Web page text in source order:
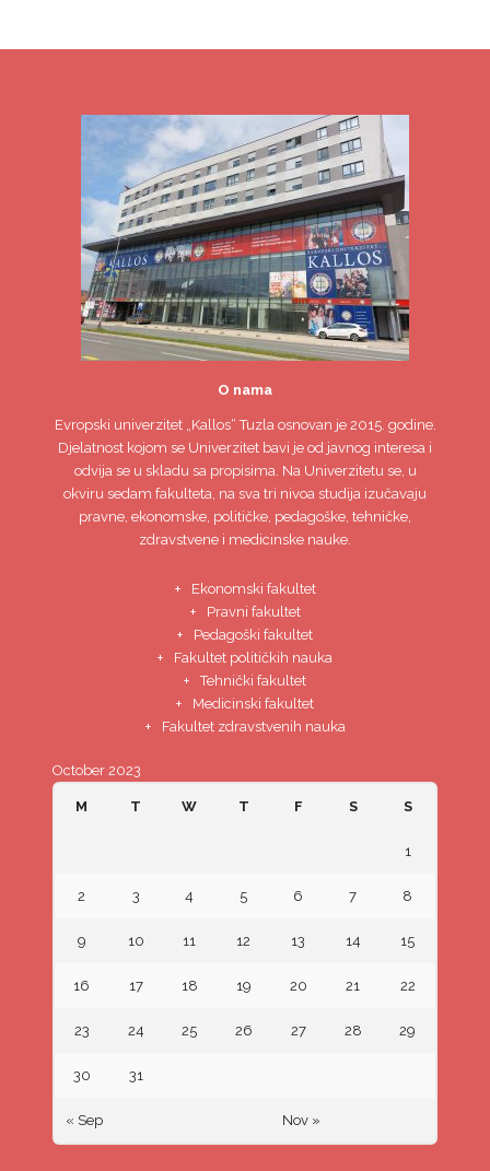
O nama
Evropski univerzitet„Kallos“ Tuzla osnovan je 2015. godine.
Djelatnost kojom se Univerzitet bavi je od javnog interesa i
odvija se u skladu sa propisima. Na Univerzitetu se, u
okviru sedam fakulteta, na sva tri nivoa studija izučavaju
pravne, ekonomske, političke, pedagoške, tehničke,
zdravstvene i medicinske nauke.
Ekonomski fakultet
Pravni fakultet
Pedagoški fakultet
Fakultet političkih nauka
Tehnički fakultet
Medicinski fakultet
Fakultet zdravstvenih nauka
October 2023
M T W T F S S
« Sep Nov »
1
2 3 4 5 6 7 8
9 10 11 12 13 14 15
16 17 18 19 20 21 22
23 24 25 26 27 28 29
30 31